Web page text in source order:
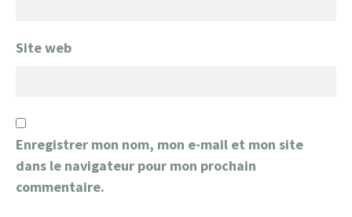
Site web
Enregistrer mon nom, mon e-mail et mon site
dans le navigateur pour mon prochain
commentaire.